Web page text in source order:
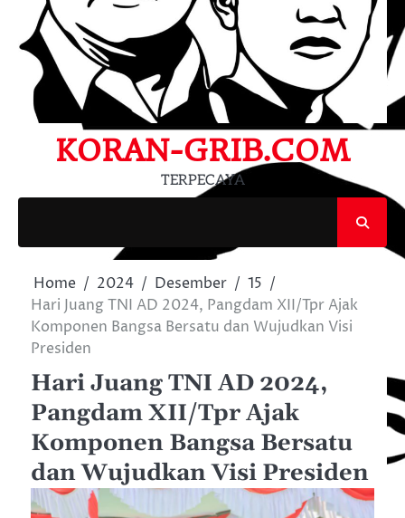
KORAN-GRIB.COM
TERPECAYA
Home 2024 Desember
15
Hari Juang TNI AD 2024, Pangdam XII/Tpr Ajak
Komponen Bangsa Bersatu dan Wujudkan Visi
Presiden
Hari Juang TNI AD 2024,
Pangdam XII/Tpr Ajak
Komponen Bangsa Bersatu
dan Wujudkan Visi Presiden